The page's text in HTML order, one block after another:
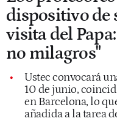
dispositivo de
visita del
no milagros"
Ustec convocará
10 de junio,
en Barcelona, lo
añadida a la tarea